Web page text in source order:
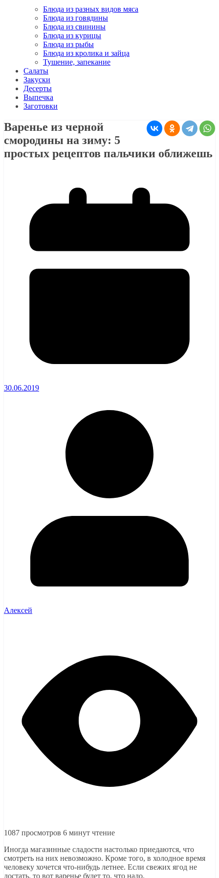
Блюда из разных видов мяса
Блюда из говядины
Блюда из свинины
Блюда из курицы
Блюда из рыбы
Блюда из кролика и зайца
Тушение, запекание
Салаты
Закуски
Десерты
Выпечка
Заготовки
Варенье из черной
смородины на зиму: 5
простых рецептов пальчики оближешь
30.06.2019
Алексей
1087 просмотров 6 минут чтение
Иногда магазинные сладости настолько приедаются, что
смотреть на них невозможно. Кроме того, в холодное время
человеку хочется что-нибудь летнее. Если свежих ягод не
достать, то вот варенье будет то, что надо.